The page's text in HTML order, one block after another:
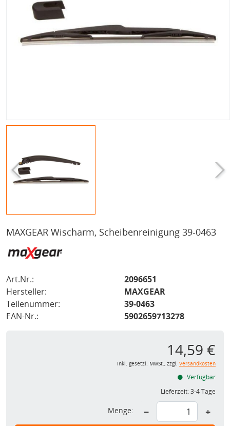
MAXGEAR Wischarm, Scheibenreinigung 39-0463
Art.Nr.:
2096651
Hersteller:
MAXGEAR
Teilenummer:
39-0463
EAN-Nr.:
5902659713278
14,59 €
inkl. gesetzl. MwSt., zzgl. Versandkosten
Verfügbar
Lieferzeit:3-4 Tage
Menge: − +